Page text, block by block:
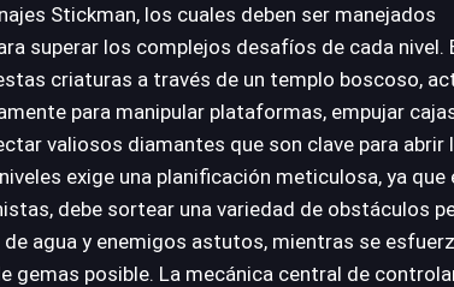
Stickman, los cuales deben ser manejados
superar los complejos desafíos de cada nivel.
criaturas a través de un templo boscoso,
para manipular plataformas, empujar
valiosos diamantes que son clave para abrir
exige una planificación meticulosa, ya que
debe sortear una variedad de obstáculos
agua y enemigos astutos, mientras se
gemas posible. La mecánica central de